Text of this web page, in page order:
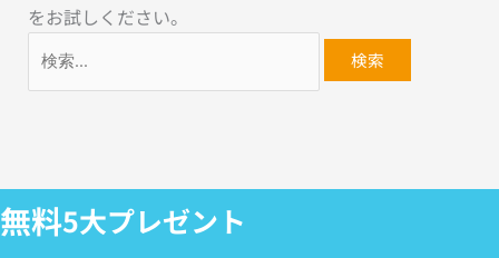
をお試しください。
無料5大プレゼント